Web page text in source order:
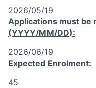
2026/05/19
Applications must be
(YYYY/MM/DD):
2026/06/19
Expected Enrolment:
45